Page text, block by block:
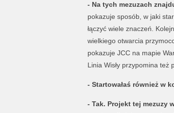
- Na tych mezuzach
pokazuje sposób, w jaki
łączyć wiele znaczeń.
wielkiego otwarcia
pokazuje JCC na mapie
Linia Wisły przypomina też
- Startowałaś również w
- Tak. Projekt tej mezuzy